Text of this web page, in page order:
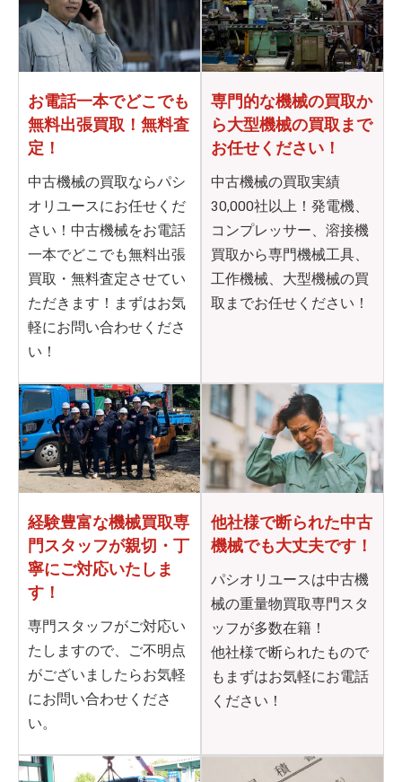
お電話一本でどこでも
無料出張買取！無料査
定！
中古機械の買取ならパシ
オリユースにお任せくだ
さい！中古機械をお電話
一本でどこでも無料出張
買取・無料査定させてい
ただきます！まずはお気
軽にお問い合わせくださ
い！
専門的な機械の買取か
ら大型機械の買取まで
お任せください！
中古機械の買取実績
30,000社以上！発電機、
コンプレッサー、溶接機
買取から専門機械工具、
工作機械、大型機械の買
取までお任せください！
経験豊富な機械買取専
門 スタッフが親切・丁
寧にご対応いたしま
す！
専門スタッフがご対応い
たしますので、ご不明点
がございましたらお気軽
にお問い合わせくださ
い。
他社様で断られた中古
機械でも大丈夫です！
パシオリユースは中古機
械の重量物買取専門スタ
ッフが多数在籍！
他社様で断られたもので
もまずはお気軽にお電話
ください！